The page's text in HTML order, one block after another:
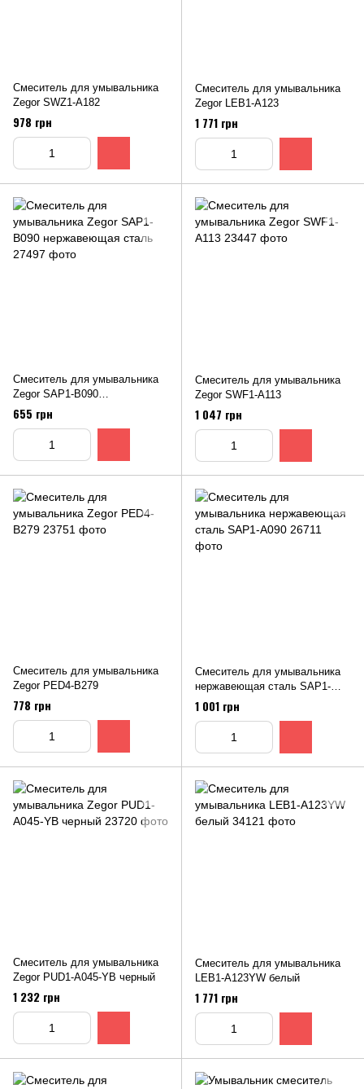
Смеситель для умывальника
Zegor SWZ1-A182
978 грн
Смеситель для умывальника
Zegor LEB1-A123
1 771 грн
Смеситель для умывальника
Zegor SAP1-B090
нержавеющая сталь
655 грн
Смеситель для умывальника
Zegor SWF1-A113
1 047 грн
Смеситель для умывальника
Zegor PED4-B279
778 грн
Смеситель для умывальника
нержавеющая сталь SAP1-
A090
1 001 грн
Смеситель для умывальника
Zegor PUD1-A045-YВ черный
1 232 грн
Смеситель для умывальника
LEB1-A123YW белый
1 771 грн